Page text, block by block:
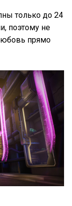
только до 24
поэтому не
прямо